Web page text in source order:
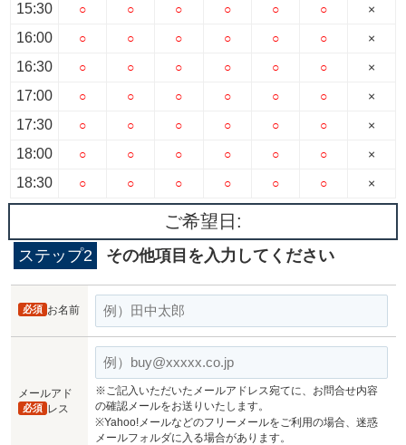
15:30
16:00
16:30
17:00
17:30
18:00
18:30
○
○
○
○
○
○
○
○
○
○
○
○
○
○
○
○
○
○
○
○
○
○
○
○
○
○
○
○
○
○
○
○
○
○
○
○
○
○
○
○
○
○
×
×
×
×
×
×
×
ご希望日:
ステップ2 その他項目を入力してください
お名前
必須
メールアド
レス
必須
※ご記入いただいたメールアドレス宛てに、お問合せ内容
の確認メールをお送りいたします。
※Yahoo!メールなどのフリーメールをご利用の場合、迷惑
メールフォルダに入る場合があります。